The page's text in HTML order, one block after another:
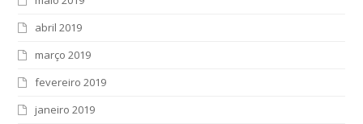
abril 2019
março 2019
fevereiro 2019
janeiro 2019